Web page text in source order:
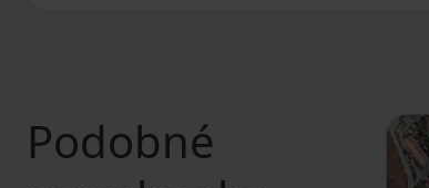
Podobné